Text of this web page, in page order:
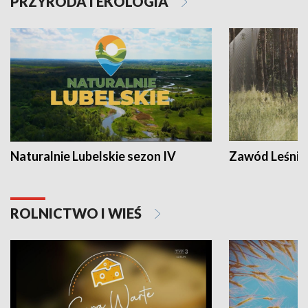
Naturalnie Lubelskie sezon IV Zawód Leśnik
ROLNICTWO I WIEŚ